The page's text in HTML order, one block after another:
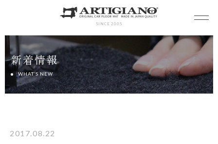
SINCE 2005
新着情報
WHAT’S NEW
2017.08.22